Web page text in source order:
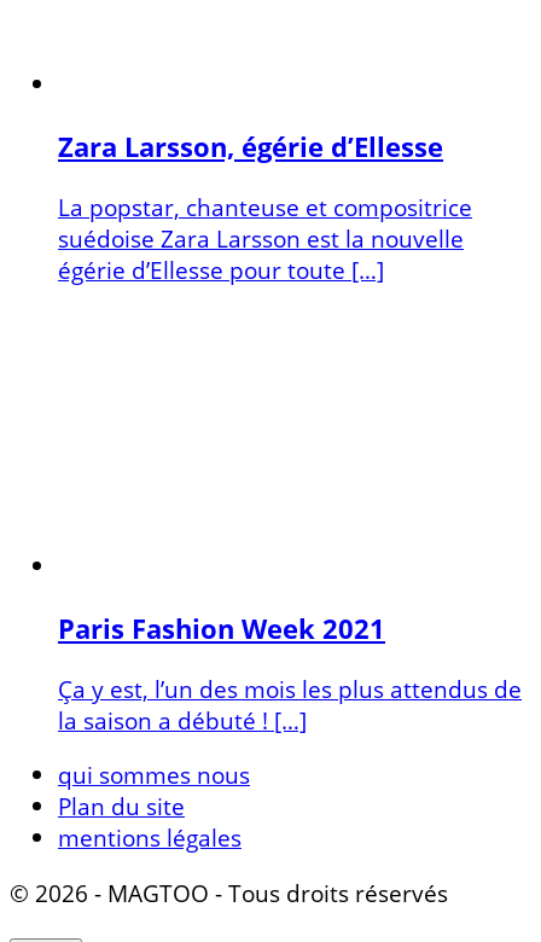
Zara Larsson, égérie d’Ellesse
La popstar, chanteuse et compositrice
suédoise Zara Larsson est la nouvelle
égérie d’Ellesse pour toute […]
Paris Fashion Week 2021
Ça y est, l’un des mois les plus attendus de
la saison a débuté ! […]
qui sommes nous
Plan du site
mentions légales
© 2026 - MAGTOO - Tous droits réservés